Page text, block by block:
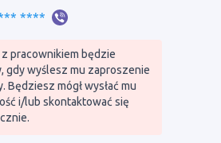
*** ****
pracownikiem będzie
gdy wyślesz mu zaproszenie
Będziesz mógł wysłać mu
i/lub skontaktować się